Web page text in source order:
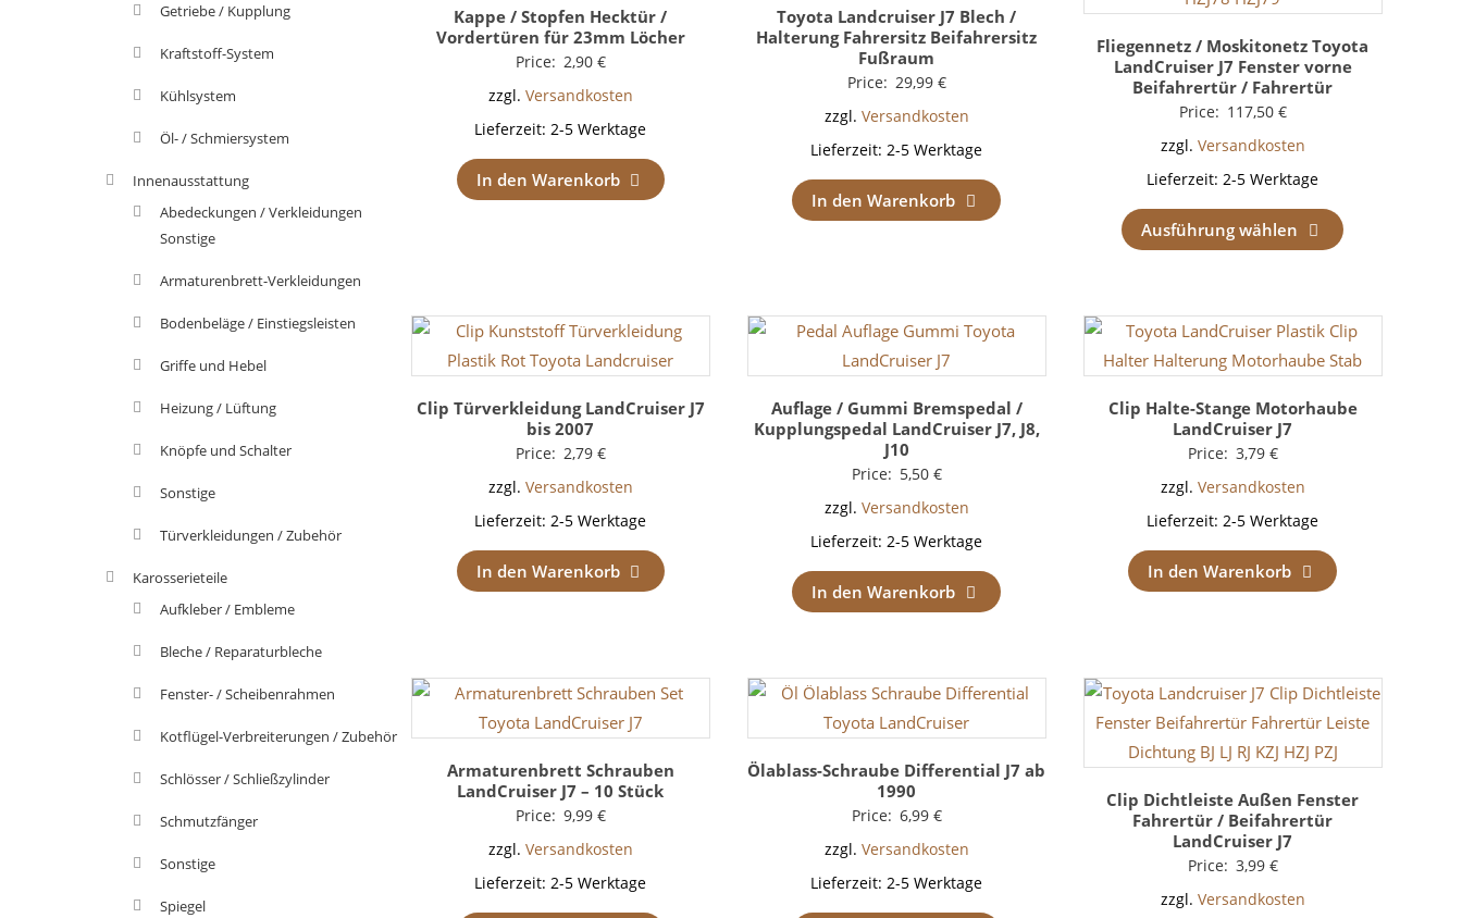
Kappe / Stopfen Hecktür /
Vordertüren für 23mm Löcher
Price: 2,90 €
zzgl. Versandkosten
Lieferzeit:2-5 Werktage
In den Warenkorb
Toyota Landcruiser J7 Blech /
Halterung Fahrersitz Beifahrersitz
Fußraum
Price: 29,99 €
zzgl. Versandkosten
Lieferzeit:2-5 Werktage
In den Warenkorb
Fliegennetz / Moskitonetz Toyota
LandCruiser J7 Fenster vorne
Beifahrertür / Fahrertür
Price: 117,50 €
zzgl. Versandkosten
Lieferzeit:2-5 Werktage
Ausführung wählen
Clip Türverkleidung LandCruiser J7
bis 2007
Price: 2,79 €
zzgl. Versandkosten
Lieferzeit:2-5 Werktage
In den Warenkorb
Auflage / Gummi Bremspedal /
Kupplungspedal LandCruiser J7, J8,
J10
Price: 5,50 €
zzgl. Versandkosten
Lieferzeit:2-5 Werktage
In den Warenkorb
Clip Halte-Stange Motorhaube
LandCruiser J7
Price: 3,79 €
zzgl. Versandkosten
Lieferzeit:2-5 Werktage
In den Warenkorb
Armaturenbrett Schrauben
LandCruiser J7 – 10 Stück
Price: 9,99 €
zzgl. Versandkosten
Lieferzeit:2-5 Werktage
Ölablass-Schraube Differential J7 ab
1990
Price: 6,99 €
zzgl. Versandkosten
Lieferzeit:2-5 Werktage
Clip Dichtleiste Außen Fenster
Fahrertür / Beifahrertür
LandCruiser J7
Price: 3,99 €
zzgl. Versandkosten
Getriebe / Kupplung
Kraftstoff-System
Kühlsystem
Öl- / Schmiersystem
Innenausstattung
Abedeckungen / Verkleidungen
Sonstige
Armaturenbrett-Verkleidungen
Bodenbeläge / Einstiegsleisten
Griffe und Hebel
Heizung / Lüftung
Knöpfe und Schalter
Sonstige
Türverkleidungen / Zubehör
Karosserieteile
Aufkleber / Embleme
Bleche / Reparaturbleche
Fenster- / Scheibenrahmen
Kotflügel-Verbreiterungen / Zubehör
Schlösser / Schließzylinder
Schmutzfänger
Sonstige
Spiegel